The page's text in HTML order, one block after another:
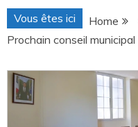
Vous êtes ici Home
Prochain conseil municipal